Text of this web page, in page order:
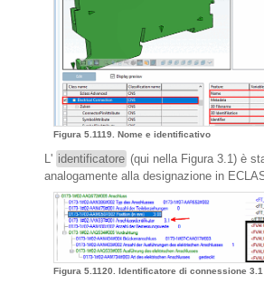
Figura 5.1119. Nome e identificativo
L' identificatore (qui nella Figura 3.1) è
analogamente alla designazione in
Figura 5.1120. Identificatore di connessione 3.1